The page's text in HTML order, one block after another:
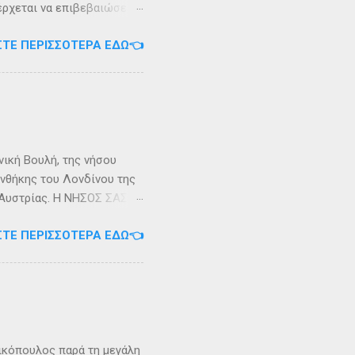
να επιβεβαιώσει
η οποία ζούσε σε μία
Φεύγωντας ο
ΠΕΡΙΣΣΌΤΕΡΑ ΕΔΏ👈
Βουλή, της νήσου
του Λονδίνου της
Αυστρίας. Η ΝΗΣΟΣ ΣΑΣΩΝ
περίπου 6 τ.χλμ.
του πολέμου ανάμεσα
ΠΕΡΙΣΣΌΤΕΡΑ ΕΔΏ👈
παρά τη μεγάλη